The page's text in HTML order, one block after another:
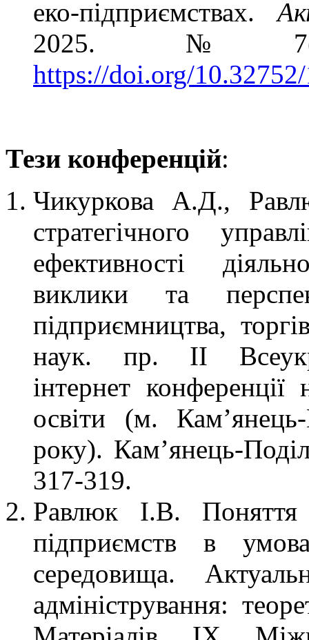
еко-підприємствах.
2025.
https://doi.org/
Тези конференцій:
Чикуркова А.Д.,
стратегічного
ефективності
виклики та
підприємництва,
наук. пр. ІІ
інтернет конференції
освіти (м.
року). Кам’янець-
317-319.
Равлюк І.В. Поняття
підприємств в
середовища.
адміністрування: